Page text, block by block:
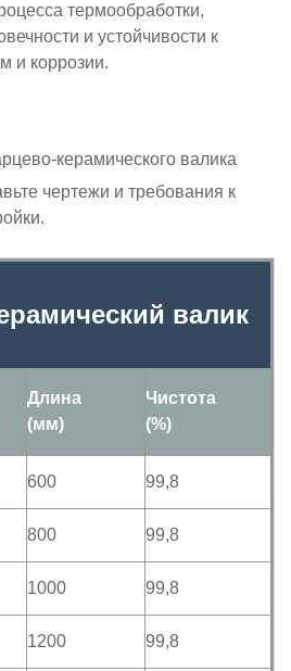
термообработки,
и устойчивости к
и коррозии.
керамического валика
чертежи и требования к
валик
Длина
(мм)
Чистота
(%)
600 99,8
800 99,8
1000 99,8
1200 99,8